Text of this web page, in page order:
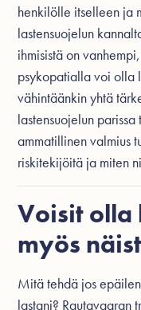
henkilölle itselleen ja
lastensuojelun
ihmisistä on
psykopatialla voi olla
vähintäänkin yhtä
lastensuojelun
ammatillinen valmius
riskitekijöitä ja miten
Voisit olla
myös
Mitä tehdä jos
lastani? Rautavaaran